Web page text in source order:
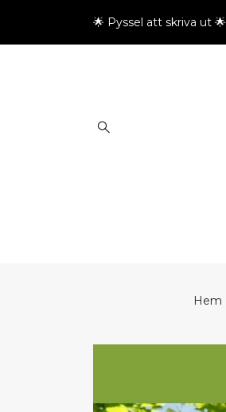
🌟 Pyssel att skriva ut 🌟
Hem